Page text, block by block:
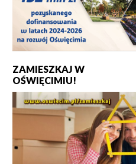
ZAMIESZKAJ W
OŚWIĘCIMIU!